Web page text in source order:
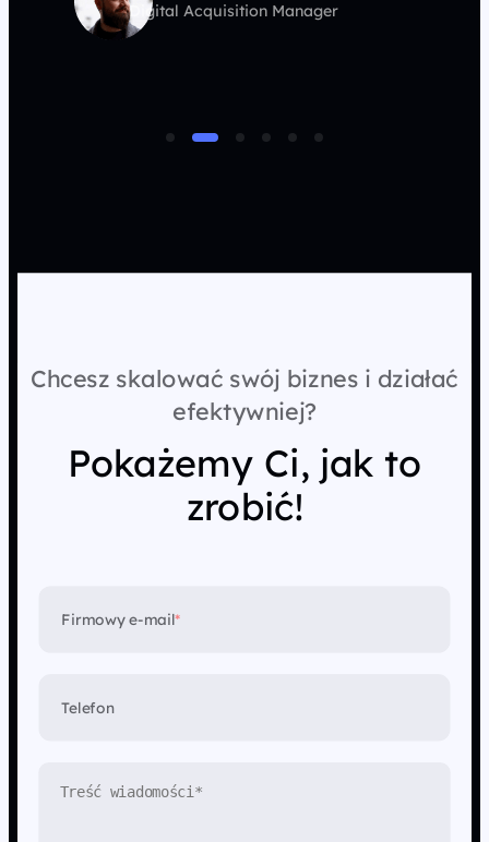
Digital Acquisition Manager
Chcesz skalować swój biznes i działać
efektywniej?
Pokażemy Ci, jak to
zrobić!
Firmowy e-mail*
Telefon